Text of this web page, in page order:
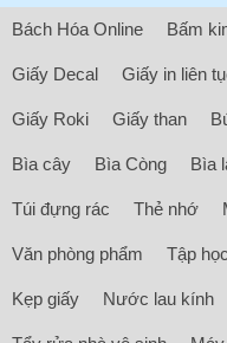
Bách Hóa Online Bấm
Giấy Decal Giấy in liên
Giấy Roki Giấy than
Bìa cây Bìa Còng Bìa
Túi đựng rác Thẻ nhớ
Văn phòng phẩm Tập
Kẹp giấy Nước lau kính